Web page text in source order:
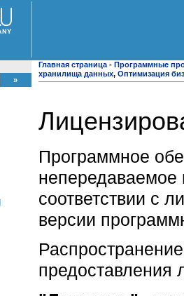
Главная страница - Программные
хранилища данных, Оптимизация
Программное
непередаваемое
соответствии с
версии
предоставления